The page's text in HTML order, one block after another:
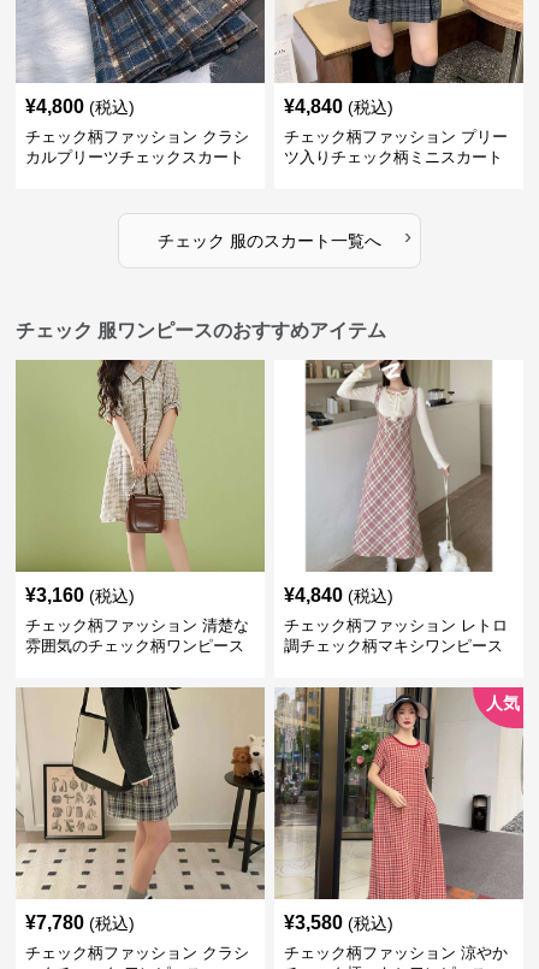
¥4,800 (税込)
チェック柄ファッション クラシ
カルプリーツチェックスカート
¥4,840 (税込)
チェック柄ファッション プリー
ツ入りチェック柄ミニスカート
チェック 服のスカート一覧へ ›
チェック 服ワンピースのおすすめアイテム
¥3,160 (税込)
チェック柄ファッション 清楚な
雰囲気のチェック柄ワンピース
¥4,840 (税込)
チェック柄ファッション レトロ
調チェック柄マキシワンピース
¥7,780 (税込)
チェック柄ファッション クラシ
人気
¥3,580 (税込)
チェック柄ファッション 涼やか